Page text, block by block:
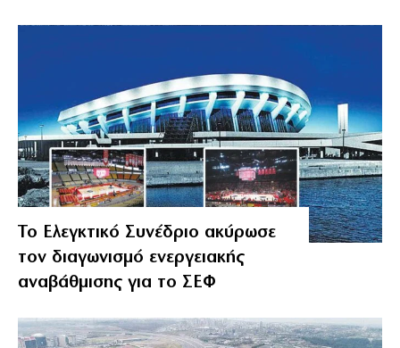
Το Ελεγκτικό Συνέδριο ακύρωσε
τον διαγωνισμό ενεργειακής
αναβάθμισης για το ΣΕΦ